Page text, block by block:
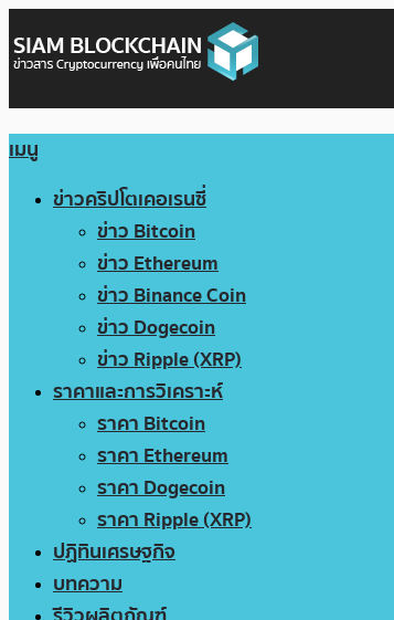
เมนู
ข่าวคริปโตเคอเรนซี่
ข่าว Bitcoin
ข่าว Ethereum
ข่าว Binance Coin
ข่าว Dogecoin
ข่าว Ripple (XRP)
ราคาและการวิเคราะห์
ราคา Bitcoin
ราคา Ethereum
ราคา Dogecoin
ราคา Ripple (XRP)
ปฏิทินเศรษฐกิจ
บทความ